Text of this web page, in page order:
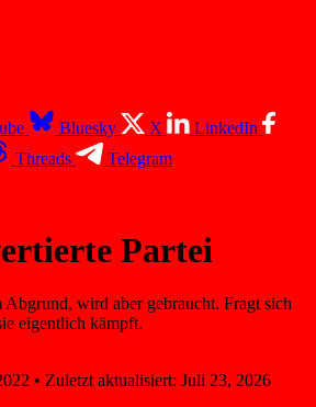
Bluesky X
LinkedIn
Threads
Telegram
Partei
wird aber gebraucht. Fragt sich
eigentlich kämpft.
• Zuletzt aktualisiert: Juli 23, 2026